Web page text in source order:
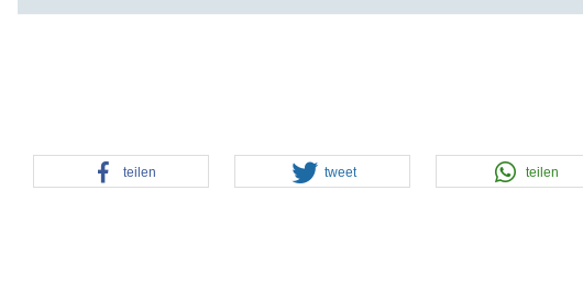
teilen tweet teilen